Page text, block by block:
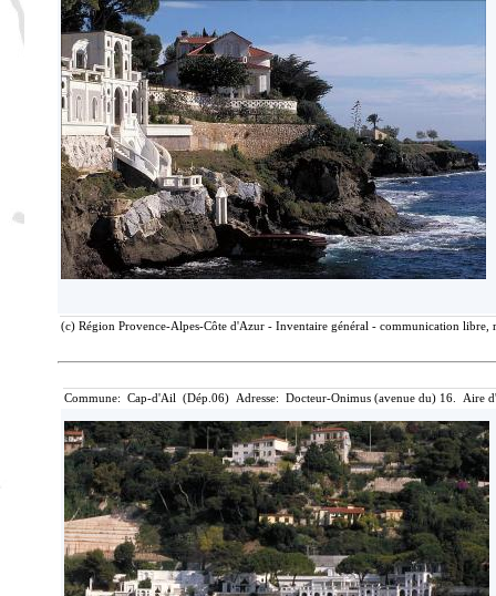
(c) Région Provence-Alpes-Côte d'Azur - Inventaire général - communication
Commune: Cap-d'Ail (Dép.06) Adresse: Docteur-Onimus (avenue du) 16. Aire